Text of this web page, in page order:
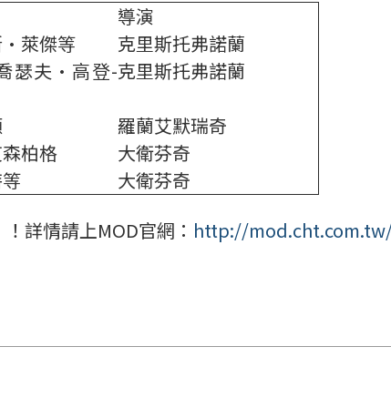
導演
·萊傑等
克里斯托弗諾蘭
瑟夫·高登-克里斯托弗諾蘭
羅蘭艾默瑞奇
柏格
大衛芬奇
大衛芬奇
詳情請上MOD官網： http://